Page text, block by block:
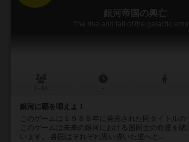
銀河帝国の興亡
The rise and fall of the galactic
銀河に覇を唱えよ！
このゲームは１９８８年に発売された同タイトルの
このゲームは未来の銀河における国同士の命運を賭
います。 各国はそれぞれ思い描いた道へと...